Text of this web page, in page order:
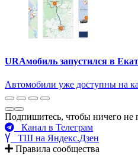
URAмобиль запустился в
Автомобили уже доступны на
Подпишитесь, чтобы ничего не
Канал в Телеграм
ТШ на Яндекс.Дзен
Правила сообщества